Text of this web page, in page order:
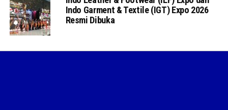
Indo Garment & Textile (IGT) Expo 2026
Resmi Dibuka